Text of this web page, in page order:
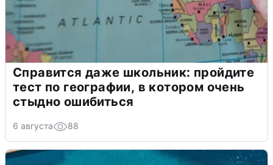
Справится даже школьник: пройдите
тест по географии, в котором очень
стыдно ошибиться
6 августа 88